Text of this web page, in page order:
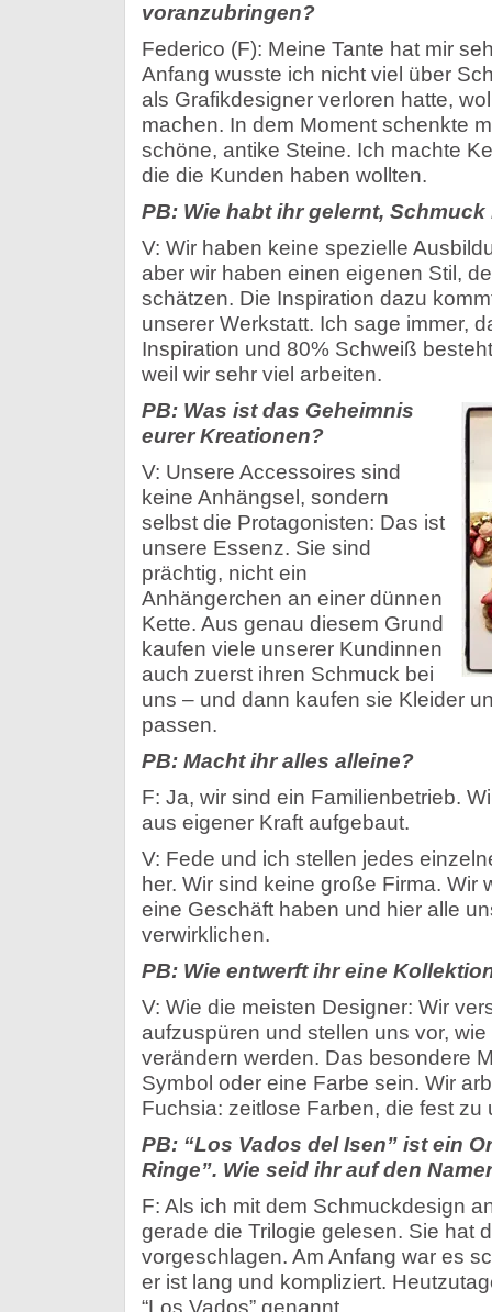
voranzubringen?
Federico (F): Meine Tante hat mir
Anfang wusste ich nicht viel über
als Grafikdesigner verloren hatte,
machen. In dem Moment schenkte
schöne, antike Steine. Ich machte
die die Kunden haben wollten.
PB: Wie habt ihr gelernt,
V: Wir haben keine spezielle
aber wir haben einen eigenen Stil,
schätzen. Die Inspiration dazu
unserer Werkstatt. Ich sage immer,
Inspiration und 80% Schweiß
weil wir sehr viel arbeiten.
PB: Was ist das Geheimnis
eurer Kreationen?
V: Unsere Accessoires sind
keine Anhängsel, sondern
selbst die Protagonisten: Das ist
unsere Essenz. Sie sind
prächtig, nicht ein
Anhängerchen an einer dünnen
Kette. Aus genau diesem Grund
kaufen viele unserer Kundinnen
auch zuerst ihren Schmuck bei
uns – und dann kaufen sie Kleider
passen.
PB: Macht ihr alles alleine?
F: Ja, wir sind ein Familienbetrieb.
aus eigener Kraft aufgebaut.
V: Fede und ich stellen jedes
her. Wir sind keine große Firma. Wir
eine Geschäft haben und hier alle
verwirklichen.
PB: Wie entwerft ihr eine
V: Wie die meisten Designer: Wir
aufzuspüren und stellen uns vor,
verändern werden. Das besondere
Symbol oder eine Farbe sein. Wir
Fuchsia: zeitlose Farben, die fest zu
PB: “Los Vados del Isen” ist ein
Ringe”. Wie seid ihr auf den
F: Als ich mit dem Schmuckdesign
gerade die Trilogie gelesen. Sie hat
vorgeschlagen. Am Anfang war es
er ist lang und kompliziert.
“Los Vados” genannt.